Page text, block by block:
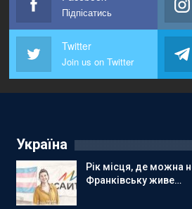
Підпісатись
Twitter
Join us on Twitter
Україна
Рік місця, де можна
Франківську живе…